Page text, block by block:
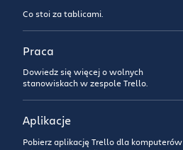
Co stoi za tablicami.
Praca
Dowiedz się więcej o wolnych
stanowiskach w zespole Trello.
Aplikacje
Pobierz aplikację Trello dla komputerów